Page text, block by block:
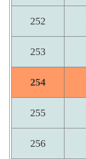
252
253
254
255
256